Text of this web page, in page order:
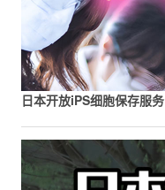
日本开放iPS细胞保存服务